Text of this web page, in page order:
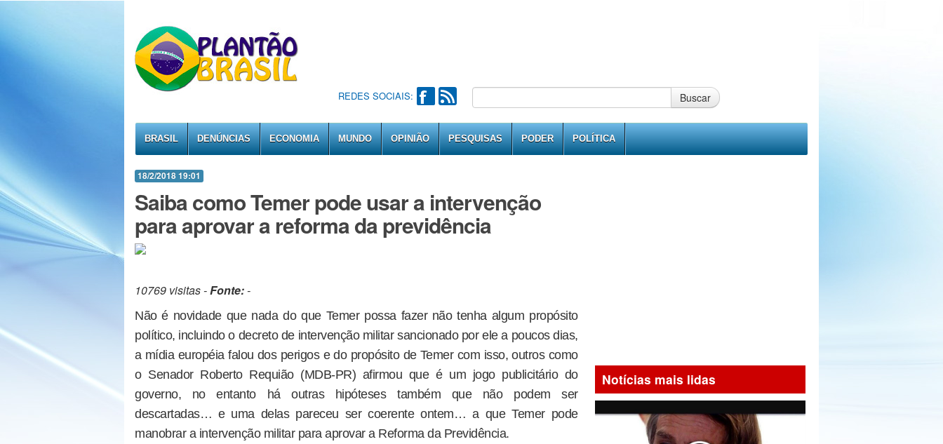
REDES SOCIAIS: Buscar
BRASIL DENÚNCIAS ECONOMIA MUNDO OPINIÃO PESQUISAS PODER POLÍTICA
18/2/2018 19:01
Saiba como Temer pode usar a intervenção
para aprovar a reforma da previdência
10769 visitas -Fonte:-
Não é novidade que nada do que Temer possa fazer não tenha algum propósito
político, incluindo o decreto de intervenção militar sancionado por ele a poucos dias,
a mídia européia falou dos perigos e do propósito de Temer com isso, outros como
o Senador Roberto Requião (MDB-PR) afirmou que é um jogo publicitário do
governo, no entanto há outras hipóteses também que não podem ser
descartadas… e uma delas pareceu ser coerente ontem… a que Temer pode
manobrar a intervenção militar para aprovar a Reforma da Previdência.
Notícias mais lidas